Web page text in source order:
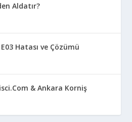
Aldatır?
Hatası ve Çözümü
& Ankara Korniş